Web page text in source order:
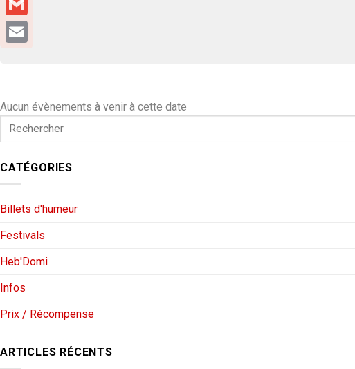
Aucun évènements à venir à cette date
CATÉGORIES
Billets d'humeur
Festivals
Heb'Domi
Infos
Prix / Récompense
ARTICLES RÉCENTS
Gmail